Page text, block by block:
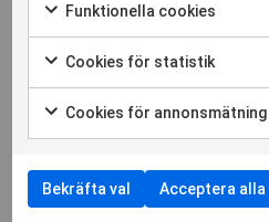
SOFIA SWÄRD
Projektledare
mail
sofia.sward@blomqvist-
tel
070-40909938
Funktionella cookies
Cookies för statistik
Cookies för annonsmätning
Bekräfta val Acceptera alla